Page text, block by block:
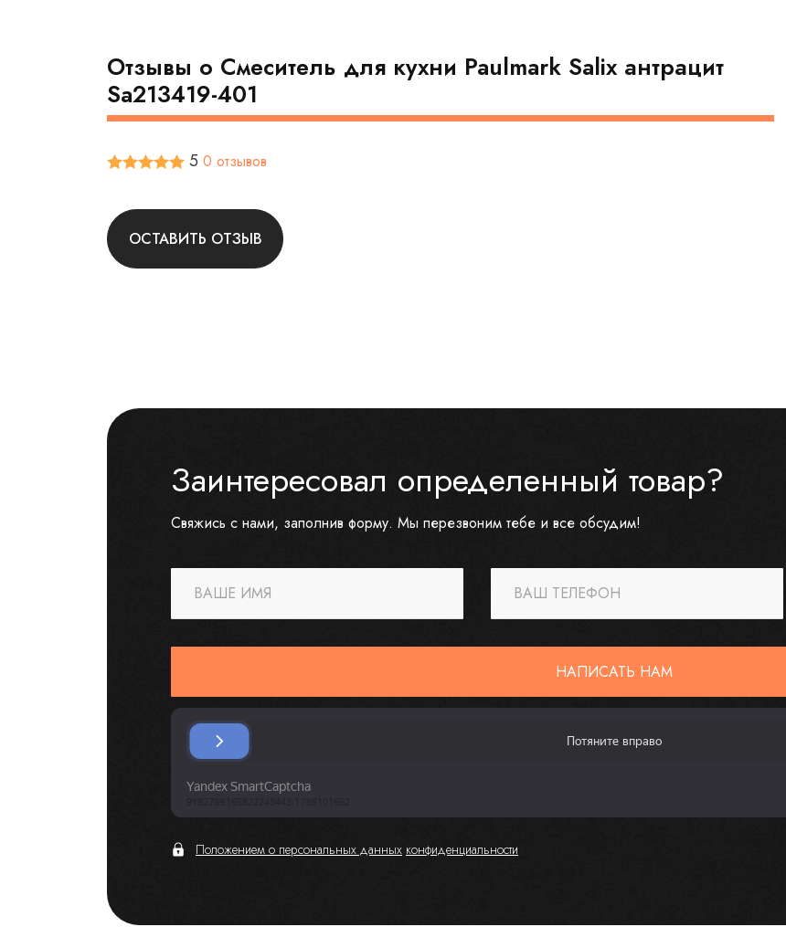
Отзывы о Смеситель для кухни Paulmark Salix антрацит
Sa213419-401
5 0 отзывов
ОСТАВИТЬ ОТЗЫВ
Заинтересовал определенный товар?
Свяжись с нами, заполнив форму. Мы перезвоним тебе и все обсудим!
ВАШЕ ИМЯ ВАШ ТЕЛЕФОН
НАПИСАТЬ НАМ
Положением о персональных данных конфиденциальности